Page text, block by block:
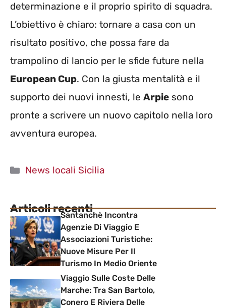
determinazione e il proprio spirito di squadra.
L’obiettivo è chiaro: tornare a casa con un
risultato positivo, che possa fare da
trampolino di lancio per le sfide future nella
European Cup. Con la giusta mentalità e il
supporto dei nuovi innesti, le Arpie sono
pronte a scrivere un nuovo capitolo nella loro
avventura europea.
Categorie
News locali Sicilia
Articoli recentiSantanchè Incontra
Agenzie Di Viaggio E
Associazioni Turistiche:
Nuove Misure Per Il
Turismo In Medio Oriente
Viaggio Sulle Coste Delle
Marche: Tra San Bartolo,
Conero E Riviera Delle